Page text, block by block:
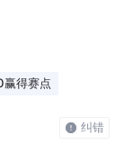
得赛点
纠错